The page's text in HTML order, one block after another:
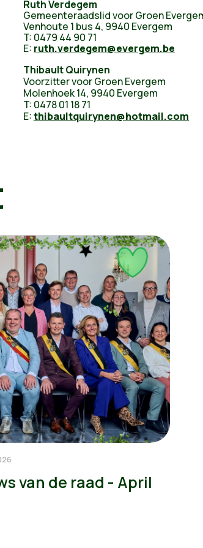
Ruth Verdegem
Gemeenteraadslid voor Groen
Venhoute 1 bus 4, 9940 Evergem
T: 0479 44 90 71
E: ruth.verdegem@evergem.be
Thibault Quirynen
Voorzitter voor Groen Evergem
Molenhoek 14, 9940 Evergem
T: 0478 01 18 71
E:thibaultquirynen@hotmail.com
van de raad - April